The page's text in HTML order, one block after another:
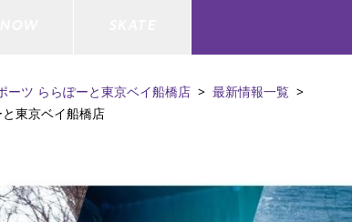
キッズスケートボード
ーツ ららぽーと東京ベイ船橋店
最新情報一覧
東京ベイ船橋店